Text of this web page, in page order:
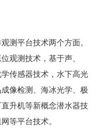
测平台技术两个方面。
观测技术，基于声、
传感器技术，水下高光
像检测、海冰光学、极
升机等新概念潜水器技
等平台技术。